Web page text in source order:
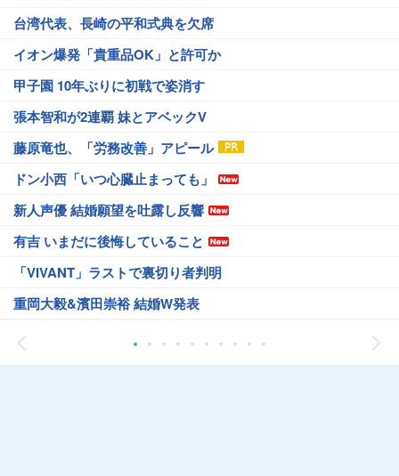
台湾代表、長崎の平和式典を欠席
イオン爆発「貴重品OK」と許可か
甲子園 10年ぶりに初戦で姿消す
張本智和が2連覇 妹とアベックV
藤原竜也、「労務改善」アピール
ドン小西「いつ心臓止まっても」
新人声優 結婚願望を吐露し反響
有吉 いまだに後悔していること
「VIVANT」ラストで裏切り者判明
重岡大毅&濱田崇裕 結婚W発表